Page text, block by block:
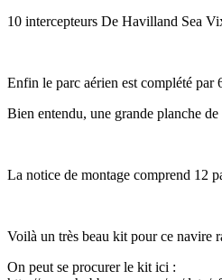
10 intercepteurs De Havilland Sea
Enfin le parc aérien est complété par
Bien entendu, une grande planche
La notice de montage comprend 12
Voilà un très beau kit pour ce navire
On peut se procurer le kit ici :